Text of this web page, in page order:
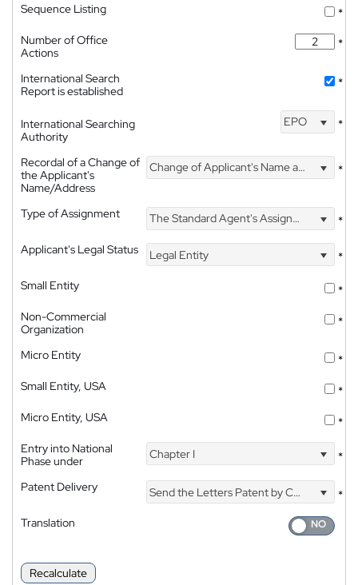
Sequence Listing
*
Number of Office
Actions
*
International Search
Report is established
*
International Searching
Authority
EPO *
Recordal of a Change of
the Applicant's
Name/Address
Change of Applicant's Name and Address *
Type of Assignment The Standard Agent's Assignment
*
Applicant's Legal Status
Legal Entity
*
Small Entity
*
Non-Commercial
Organization
*
Micro Entity
*
Small Entity, USA
*
Micro Entity, USA
*
Entry into National
Phase under
Chapter I *
Patent Delivery Send the Letters Patent by Courier
*
Translation
Recalculate